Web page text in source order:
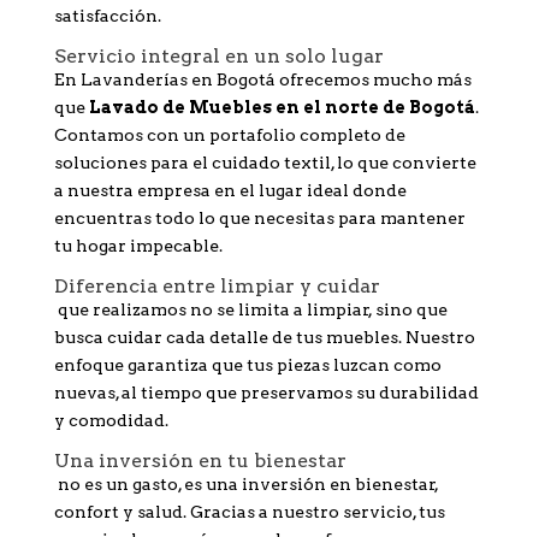
satisfacción.
Servicio integral en un solo lugar
En Lavanderías en Bogotá ofrecemos mucho más
que Lavado de Muebles en el norte de Bogotá.
Contamos con un portafolio completo de
soluciones para el cuidado textil, lo que convierte
a nuestra empresa en el lugar ideal donde
encuentras todo lo que necesitas para mantener
tu hogar impecable.
Diferencia entre limpiar y cuidar
que realizamos no se limita a limpiar, sino que
busca cuidar cada detalle de tus muebles. Nuestro
enfoque garantiza que tus piezas luzcan como
nuevas, al tiempo que preservamos su durabilidad
y comodidad.
Una inversión en tu bienestar
no es un gasto, es una inversión en bienestar,
confort y salud. Gracias a nuestro servicio, tus